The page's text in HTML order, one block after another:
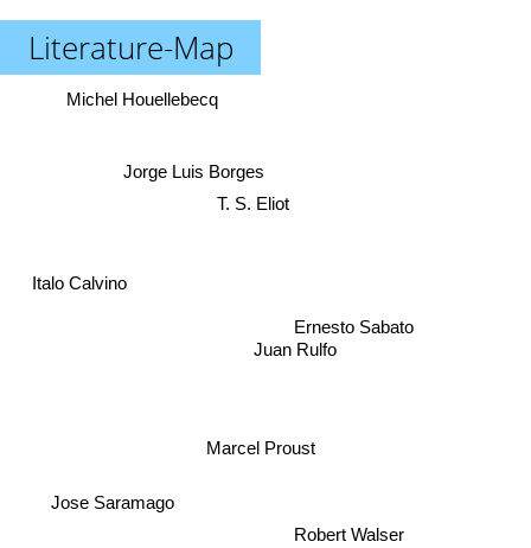
Literature-Map
Juan Rulfo
Jose Saramago
T. S. Eliot
Jorge Luis Borges
Robert Walser
Marcel Proust
Ernesto Sabato
Michel Houellebecq
Italo Calvino